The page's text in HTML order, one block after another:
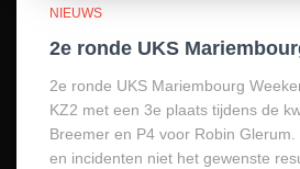
NIEUWS
2e ronde UKS
2e ronde UKS Mariembourg
KZ2 met een 3e plaats tijdens de
Breemer en P4 voor Robin
en incidenten niet het gewenste